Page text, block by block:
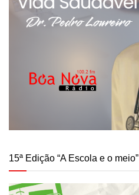
15ª Edição “A Escola e o meio”